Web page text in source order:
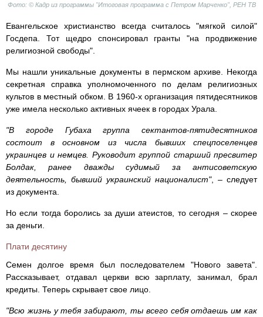
Фото: © Кадр из программы "Итоговая программа с Петром Марченко", РЕН ТВ
Евангельское христианство всегда считалось "мягкой силой"
Госдепа. Тот щедро спонсировал гранты "на продвижение
религиозной свободы".
Мы нашли уникальные документы в пермском архиве. Некогда
секретная справка уполномоченного по делам религиозных
культов в местный обком. В 1960-х организация пятидесятников
уже имела несколько активных ячеек в городах Урала.
"В городе Губаха группа сектантов-пятидесятников
состоит в основном из числа бывших спецпоселенцев
украинцев и немцев. Руководит группой старший пресвитер
Болдак, ранее дважды судимый за антисоветскую
деятельность, бывший украинский националист", – следует
из документа.
Но если тогда боролись за души атеистов, то сегодня – скорее
за деньги.
Плати десятину
Семен долгое время был последователем "Нового завета".
Рассказывает, отдавал церкви всю зарплату, занимал, брал
кредиты. Теперь скрывает свое лицо.
"Всю жизнь у тебя забирают, ты всего себя отдаешь им как